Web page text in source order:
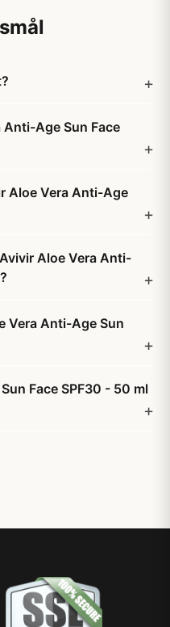
Age Sun Face
Aloe Vera Anti-Age
Aloe Vera Anti-
Vera Anti-Age Sun
Face SPF30 - 50 ml